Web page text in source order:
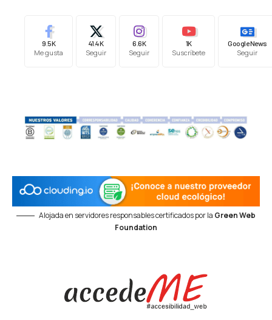
9.5K
Me gusta
41.4K
Seguir
6.6K
Seguir
1K
Suscríbete
Google News
Seguir
Alojada en servidores responsables certificados por la Green Web
Foundation